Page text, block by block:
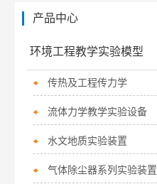
产品中心
环境工程教学实验模型
传热及工程传力学
流体力学教学实验设备
水文地质实验装置
气体除尘器系列实验装置